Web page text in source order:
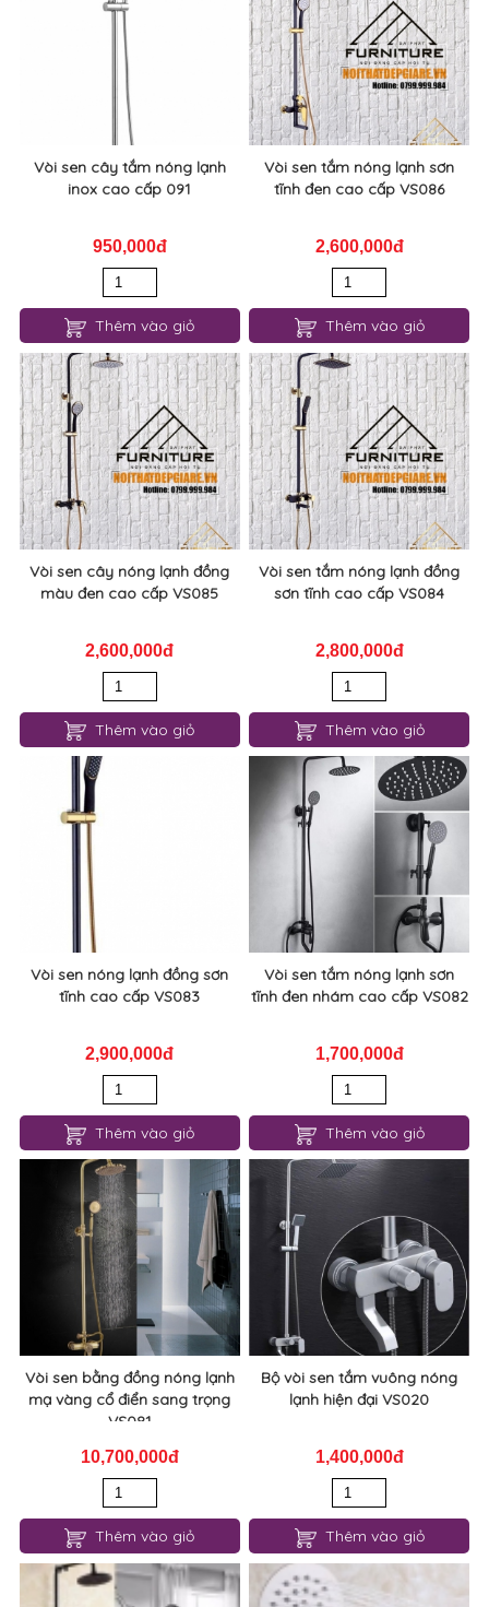
Vòi sen cây tắm nóng lạnh
inox cao cấp 091
950,000đ
Thêm vào giỏ
Vòi sen tắm nóng lạnh sơn
tĩnh đen cao cấp VS086
2,600,000đ
Thêm vào giỏ
Vòi sen cây nóng lạnh đồng
màu đen cao cấp VS085
2,600,000đ
Thêm vào giỏ
Vòi sen tắm nóng lạnh đồng
sơn tĩnh cao cấp VS084
2,800,000đ
Thêm vào giỏ
Vòi sen nóng lạnh đồng sơn
tĩnh cao cấp VS083
2,900,000đ
Thêm vào giỏ
Vòi sen tắm nóng lạnh sơn
tĩnh đen nhám cao cấp VS082
1,700,000đ
Thêm vào giỏ
Vòi sen bằng đồng nóng lạnh
mạ vàng cổ điển sang trọng
VS081
10,700,000đ
Thêm vào giỏ
Bộ vòi sen tắm vuông nóng
lạnh hiện đại VS020
1,400,000đ
Thêm vào giỏ